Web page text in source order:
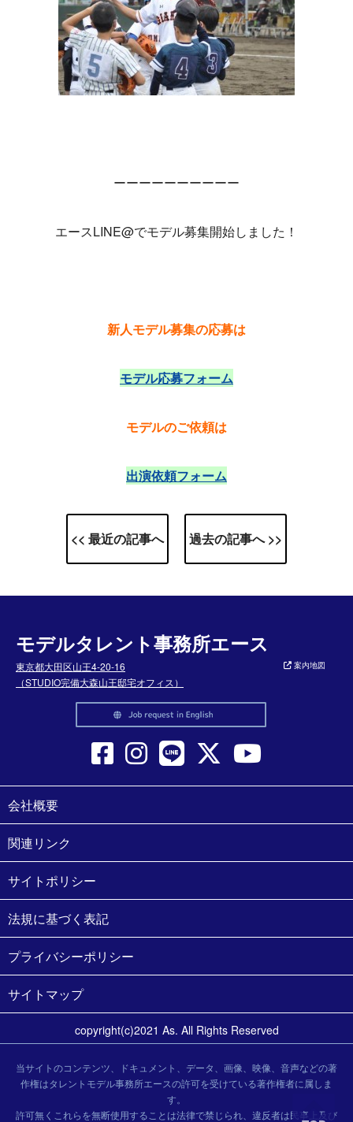
ーーーーーーーーーー
エースLINE@でモデル募集開始しました！
新人モデル募集の応募は
モデル応募フォーム
モデルのご依頼は
出演依頼フォーム
<< 最近の記事へ 過去の記事へ >>
モデルタレント事務所エース
東京都大田区山王4-20-16
（STUDIO完備大森山王邸宅オフィス）
案内地図
会社概要
関連リンク
サイトポリシー
法規に基づく表記
プライバシーポリシー
サイトマップ
copyright(c)2021 As. All Rights Reserved
当サイトのコンテンツ、ドキュメント、データ、画像、映像、音声などの著
作権はタレントモデル事務所エースの許可を受けている著作権者に属しま
す。
許可無くこれらを無断使用することは法律で禁じられ、違反者は民事上及び